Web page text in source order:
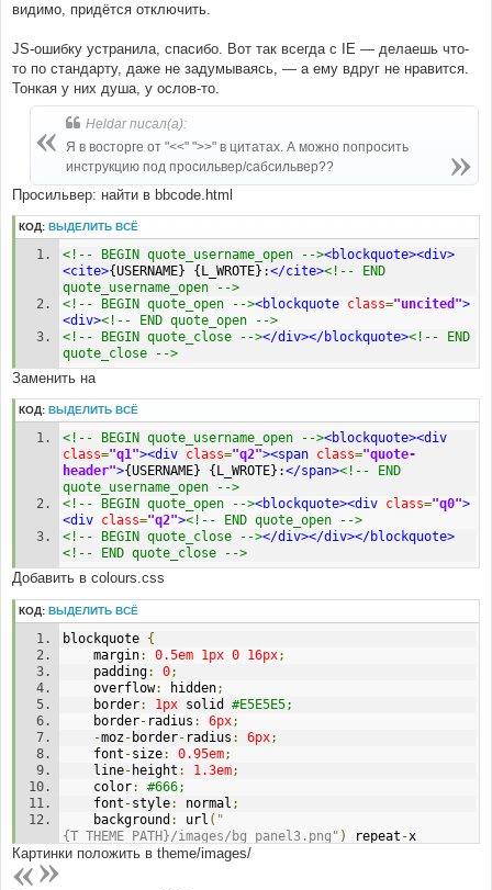
видимо, придётся отключить.
JS-ошибку устранила, спасибо. Вот так всегда с IE — делаешь что-
то по стандарту, даже не задумываясь, — а ему вдруг не нравится.
Тонкая у них душа, у ослов-то.
Heldar писал(а):
Я в восторге от "<<" ">>" в цитатах. А можно попросить
инструкцию под просильвер/сабсильвер??
Просильвер: найти в bbcode.html
КОД: ВЫДЕЛИТЬ ВСЁ
<!-- BEGIN quote_username_open --><blockquote><div>
<cite>{USERNAME} {L_WROTE}:</cite><!-- END
quote_username_open -->
<!-- BEGIN quote_open --><blockquote class="uncited">
<div><!-- END quote_open -->
<!-- BEGIN quote_close --></div></blockquote><!-- END
quote_close -->
Заменить на
КОД: ВЫДЕЛИТЬ ВСЁ
<!-- BEGIN quote_username_open --><blockquote><div
class="q1"><div class="q2"><span class="quote-
header">{USERNAME} {L_WROTE}:</span><!-- END
quote_username_open -->
<!-- BEGIN quote_open --><blockquote><div class="q0">
<div class="q2"><!-- END quote_open -->
<!-- BEGIN quote_close --></div></div></blockquote>
<!-- END quote_close -->
Добавить в colours.css
КОД: ВЫДЕЛИТЬ ВСЁ
blockquote {
	margin
: 0.5em 1px 0 16px;
	padding
: 0;
	overflow
: hidden;
	border
: 1px solid #E5E5E5;
	border
- radius : 6px;
-moz - border- radius : 6px;
	font
-size: 0.95em;
	line
- height : 1.3em;
	color
:
#666;
	font
-style: normal ;
	background
: url ( "
{T_THEME_PATH}/images/bg_panel3.png" ) repeat -
#F4F8FE;
Картинки положить в theme/images/